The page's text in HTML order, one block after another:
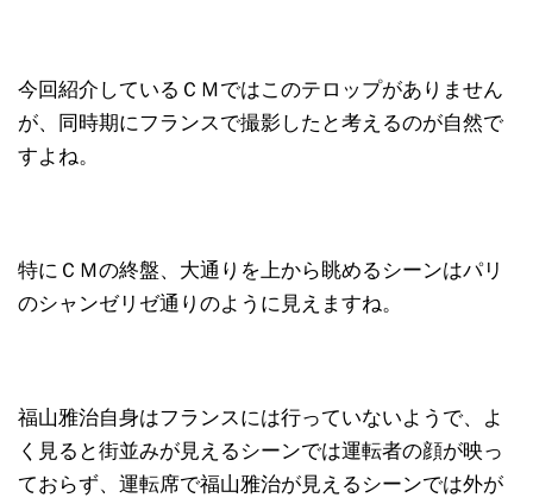
今回紹介しているＣＭではこのテロップがありません
が、同時期にフランスで撮影したと考えるのが自然で
すよね。
特にＣＭの終盤、大通りを上から眺めるシーンはパリ
のシャンゼリゼ通りのように見えますね。
福山雅治自身はフランスには行っていないようで、よ
く見ると街並みが見えるシーンでは運転者の顔が映っ
ておらず、運転席で福山雅治が見えるシーンでは外が